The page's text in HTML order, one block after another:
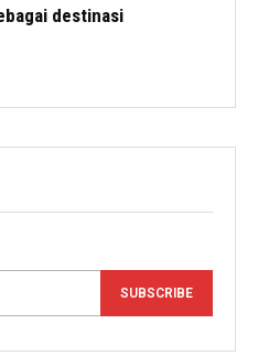
destinasi
SUBSCRIBE